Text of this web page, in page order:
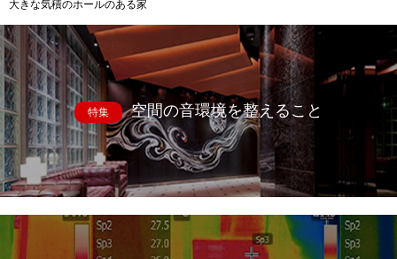
大きな気積のホールのある家
特集 空間の音環境を整えること